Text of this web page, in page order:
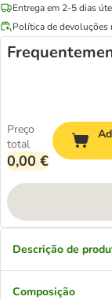
Entrega em 2-5 dias
Política de devoluções
Preço
total
0,00 €
Descrição de
Composição